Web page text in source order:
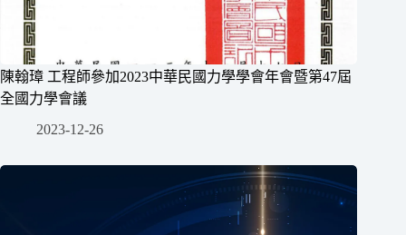
陳翰璋 工程師參加2023中華民國力學學會年會暨第47屆
全國力學會議
2023-12-26